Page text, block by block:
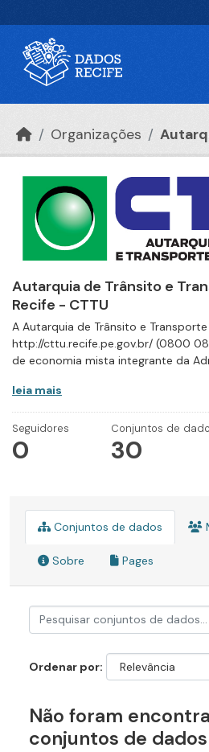
Organizações
Autarquia de Trânsito e
Recife - CTTU
A Autarquia de Trânsito e
http://cttu.recife.pe.gov.br/ (0800
de economia mista integrante da
leia mais
Seguidores
0
Conjuntos de
30
Conjuntos de dados
Sobre Pages
Ordenar por
Não foram
conjuntos de dados